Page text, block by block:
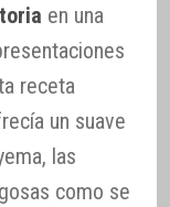
en una
receta
un suave
las
como se